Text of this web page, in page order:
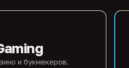
и букмекеров.